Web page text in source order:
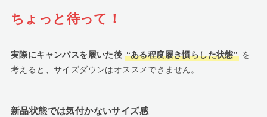
ちょっと待って！
実際にキャンパスを履いた後 “ある程度履き慣らした状態” を
考えると、サイズダウンはオススメできません。
新品状態では気付かないサイズ感